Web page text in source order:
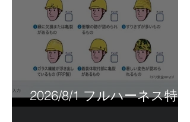
2026/8/1 フルハーネス特別